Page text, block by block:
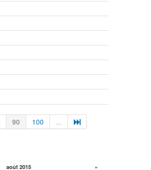
90 100 ...
août 2015
»